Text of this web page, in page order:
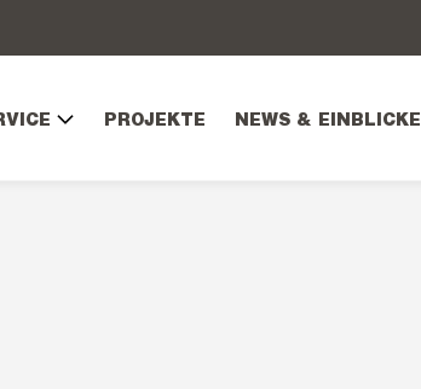
PROJEKTE NEWS & EINBLICKE